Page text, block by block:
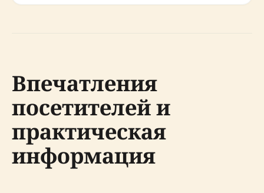
Впечатления
посетителей и
практическая
информация